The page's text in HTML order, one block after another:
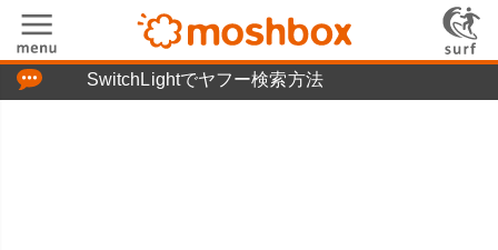
SwitchLightでヤフー検索方法
「つぶやき」の使い方